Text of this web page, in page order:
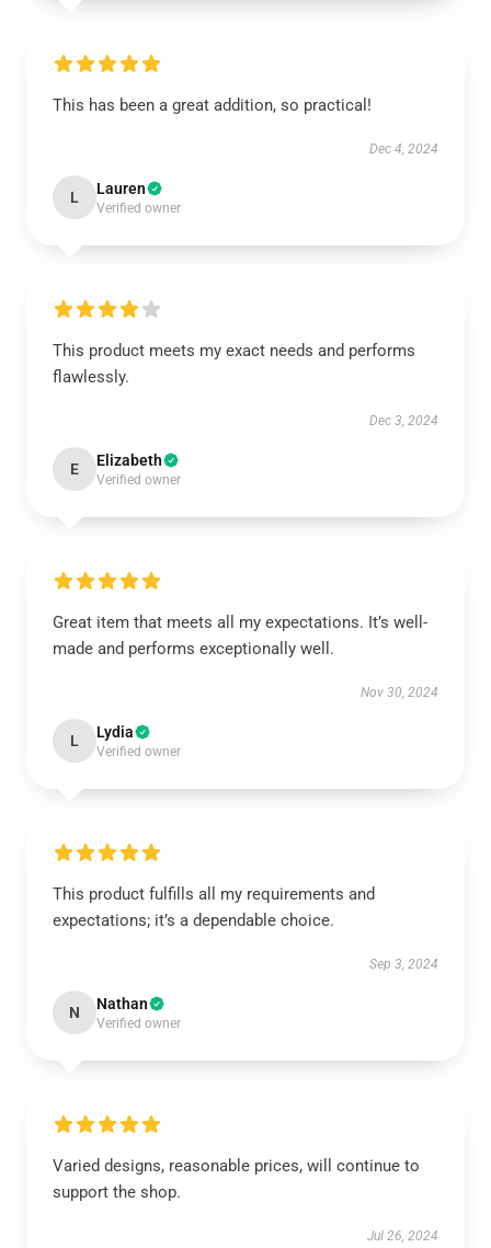
This has been a great addition, so practical!
Dec 4, 2024
L Lauren
Verified owner
This product meets my exact needs and performs
flawlessly.
Dec 3, 2024
E Elizabeth
Verified owner
Great item that meets all my expectations. It’s well-
made and performs exceptionally well.
Nov 30, 2024
L Lydia
Verified owner
This product fulfills all my requirements and
expectations; it’s a dependable choice.
Sep 3, 2024
N Nathan
Verified owner
Varied designs, reasonable prices, will continue to
support the shop.
Jul 26, 2024